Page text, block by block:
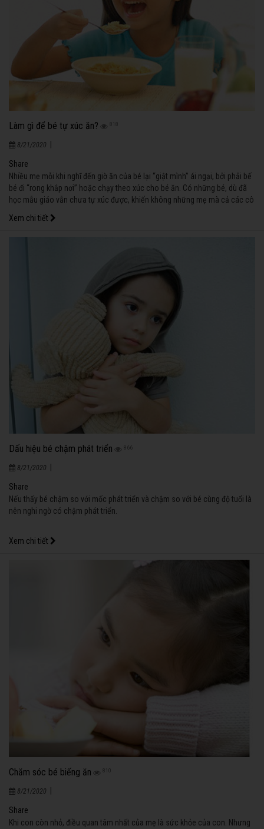
Làm gì để bé tự xúc ăn? 818
8/21/2020
Share
Nhiều mẹ mỗi khi nghĩ đến giờ ăn của bé lại “giật mình” ái ngại, bởi phải bế
bé đi “rong khắp nơi” hoặc chạy theo xúc cho bé ăn. Có những bé, dù đã
học mẫu giáo vẫn chưa tự xúc được, khiến không những mẹ mà cả các cô
Xem chi tiết
Dấu hiệu bé chậm phát triển 866
8/21/2020
Share
Nếu thấy bé chậm so với mốc phát triển và chậm so với bé cùng độ tuổi là
nên nghi ngờ có chậm phát triển.
Xem chi tiết
Chăm sóc bé biếng ăn 810
8/21/2020
Share
Khi con còn nhỏ, điều quan tâm nhất của mẹ là sức khỏe của con. Nhưng